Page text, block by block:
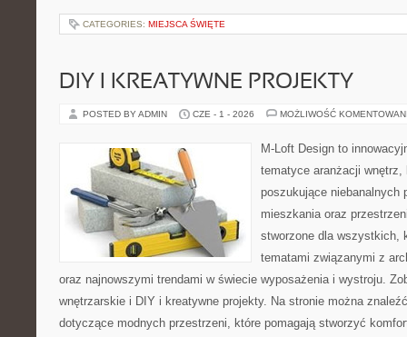
CATEGORIES: MIEJSCA ŚWIĘTE
DIY I KREATYWNE PROJEKTY
POSTED BY ADMIN CZE - 1 - 2026 MOŻLIWOŚĆ
M-Loft Design to
tematyce aranżacji
poszukujące niebanalnych
mieszkania oraz
stworzone dla wszystkich,
tematami związanymi z
oraz najnowszymi trendami w świecie wyposażenia i wystroju.
wnętrzarskie i DIY i kreatywne projekty. Na stronie można
dotyczące modnych przestrzeni, które pomagają stworzyć